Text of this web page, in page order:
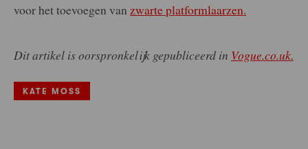
voor het toevoegen van zwarte platformlaarzen.
Dit artikel is oorspronkelijk gepubliceerd in Vogue.co.uk.
KATE MOSS